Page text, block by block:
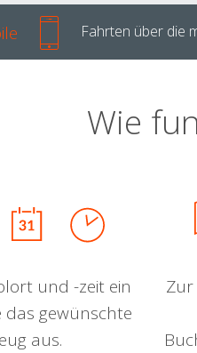
Fahrten über die
Wie
und -zeit ein
das gewünschte
aus.